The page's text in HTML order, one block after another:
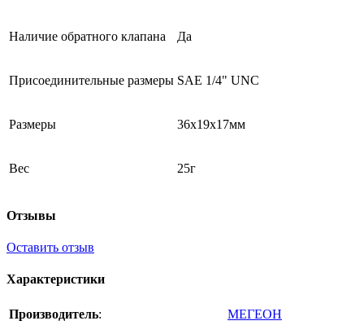
Наличие обратного клапана Да
Присоединительные размеры SAE 1/4" UNC
Размеры 36х19х17мм
Вес 25г
Отзывы
Оставить отзыв
Характеристики
Производитель: МЕГЕОН